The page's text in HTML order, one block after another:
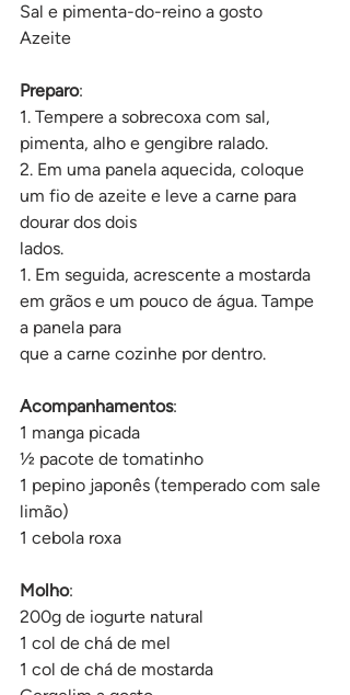
Sal e pimenta-do-reino a gosto
Azeite
Preparo:
1. Tempere a sobrecoxa com sal,
pimenta, alho e gengibre ralado.
2. Em uma panela aquecida, coloque
um fio de azeite e leve a carne para
dourar dos dois
lados.
1. Em seguida, acrescente a mostarda
em grãos e um pouco de água. Tampe
a panela para
que a carne cozinhe por dentro.
Acompanhamentos:
1 manga picada
½ pacote de tomatinho
1 pepino japonês (temperado com sale
limão)
1 cebola roxa
Molho:
200g de iogurte natural
1 col de chá de mel
1 col de chá de mostarda